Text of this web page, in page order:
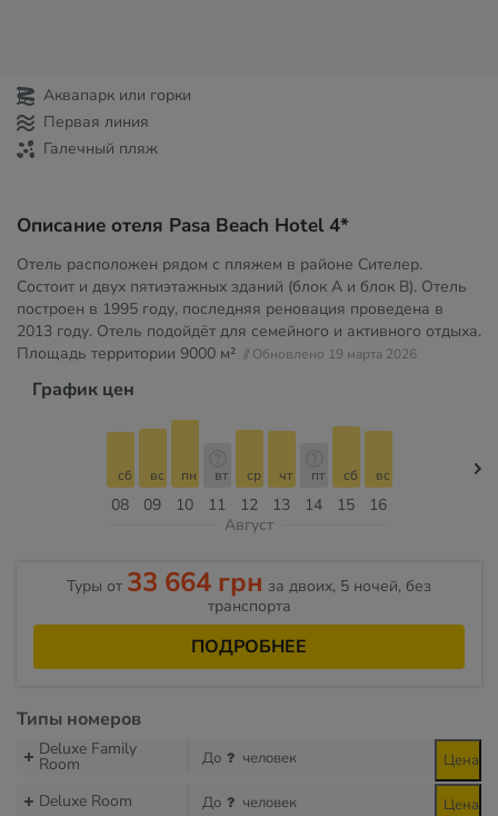
Аквапарк или горки
Первая линия
Галечный пляж
Описание отеля Pasa Beach Hotel 4*
Отель расположен рядом с пляжем в районе Сителер.
Состоит и двух пятиэтажных зданий (блок А и блок В). Отель
построен в 1995 году, последняя реновация проведена в
2013 году. Отель подойдёт для семейного и активного отдыха.
Площадь территории 9000 м² // Обновлено 19 марта 2026
График цен
08
сб
09
вс
10
пн
11
вт
12
ср
13
чт
14
пт
15
сб
16
вс
Август
Туры от 33 664 грн за двоих, 5 ночей, без
транспорта
ПОДРОБНЕЕ
Типы номеров
Deluxe Family
Room До человек Цена
Deluxe Room До человек Цена